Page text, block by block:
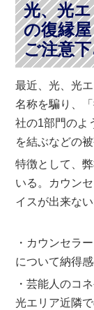
光、光
の復縁
ご注意
最近、光、光
名称を騙り、
社の1部門のよ
を結ぶなどの
特徴として、
いる。カウン
イスが出来な
・カウンセラ
について納得
・芸能人のコ
光エリア近隣